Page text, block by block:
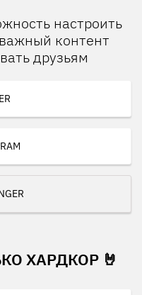
настроить
контент
друзьям
ХАРДКОР 🤘